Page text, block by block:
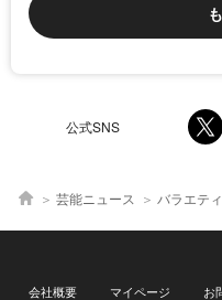
公式SNS
芸能ニュース バラエテ
会社概要 マイページ
お